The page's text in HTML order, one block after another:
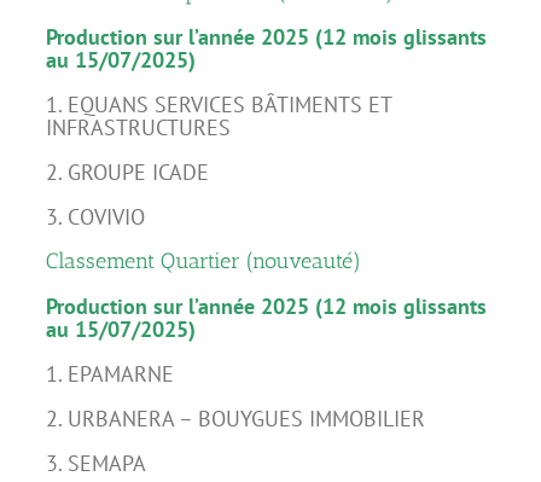
Production sur l’année 2025 (12 mois glissants
au 15/07/2025)
1. EQUANS SERVICES BÂTIMENTS ET
INFRASTRUCTURES
2. GROUPE ICADE
3. COVIVIO
Classement Quartier (nouveauté)
Production sur l’année 2025 (12 mois glissants
au 15/07/2025)
1. EPAMARNE
2. URBANERA – BOUYGUES IMMOBILIER
3. SEMAPA